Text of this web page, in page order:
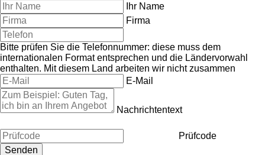
Ihr Name
Firma
Bitte prüfen Sie die Telefonnummer: diese muss dem
internationalen Format entsprechen und die Ländervorwahl
enthalten. Mit diesem Land arbeiten wir nicht zusammen
E-Mail
Nachrichtentext
Prüfcode